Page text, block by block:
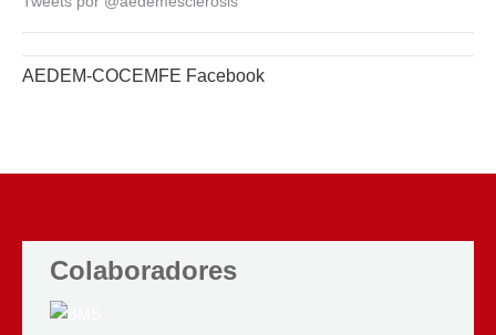
AEDEM-COCEMFE Facebook
Colaboradores